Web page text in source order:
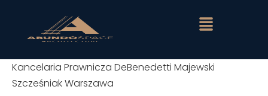
Kancelaria Prawnicza DeBenedetti Majewski
Szcześniak Warszawa